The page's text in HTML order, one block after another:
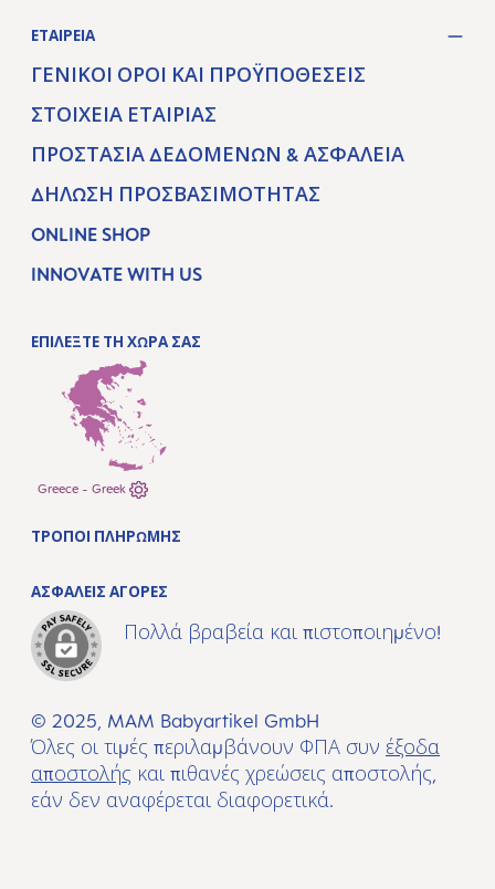
ΕΤΑΙΡΕΊΑ
ΓΕΝΙΚΟΊ ΌΡΟΙ ΚΑΙ ΠΡΟΫΠΟΘΈΣΕΙΣ
ΣΤΟΙΧΕΊΑ ΕΤΑΙΡΊΑΣ
ΠΡΟΣΤΑΣΊΑ ΔΕΔΟΜΈΝΩΝ & ΑΣΦΆΛΕΙΑ
ΔΉΛΩΣΗ ΠΡΟΣΒΑΣΙΜΌΤΗΤΑΣ
ONLINE SHOP
INNOVATE WITH US
ΕΠΙΛΕΞΤΕ ΤΗ ΧΩΡΑ ΣΑΣ
Greece - Greek
© 2025, MAM Babyartikel GmbH
Όλες οι τιμές περιλαμβάνουν ΦΠΑ συν έξοδα
αποστολής και πιθανές χρεώσεις αποστολής,
εάν δεν αναφέρεται διαφορετικά.
ΑΣΦΑΛΕΊΣ ΑΓΟΡΈΣ
Πολλά βραβεία και πιστοποιημένο!
ΤΡΌΠΟΙ ΠΛΗΡΩΜΉΣ